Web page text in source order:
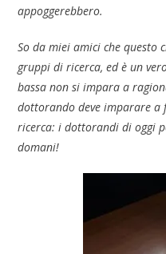
appoggerebbero.
So da miei amici che
gruppi di ricerca, ed è un
bassa non si impara a
dottorando deve imparare a
ricerca: i dottorandi di oggi
domani!